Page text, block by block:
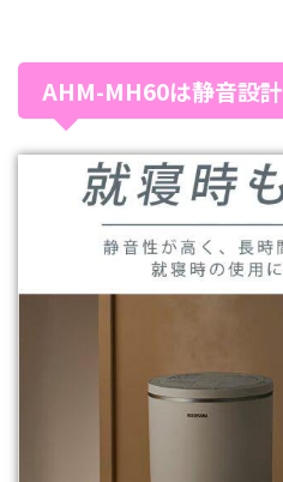
AHM-MH60は静音設計